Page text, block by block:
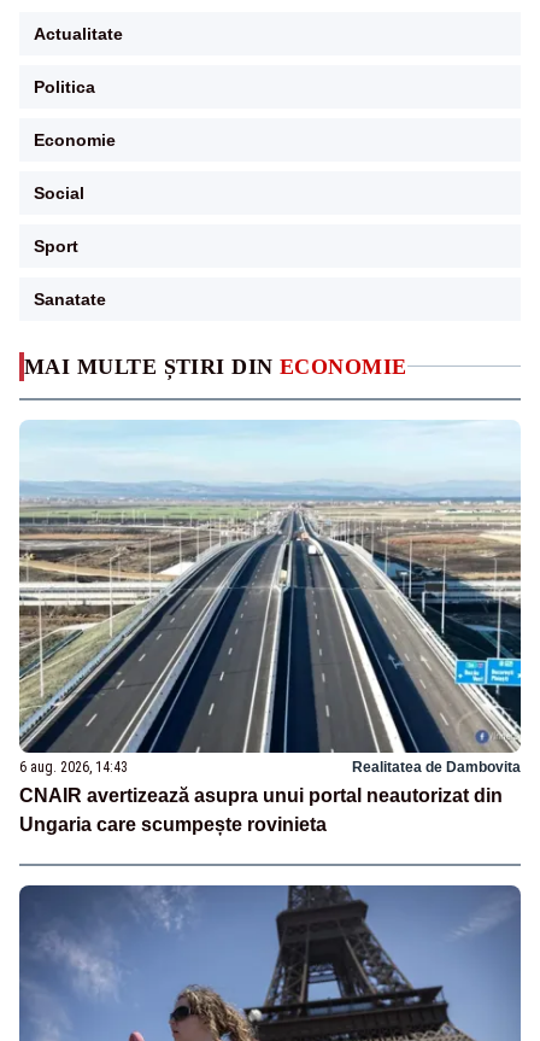
MAI MULTE ȘTIRI DIN ECONOMIE
6 aug. 2026, 14:43 Realitatea de Dambovita
CNAIR avertizează asupra unui portal neautorizat din
Ungaria care scumpește rovinieta
Actualitate
Politica
Economie
Social
Sport
Sanatate